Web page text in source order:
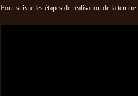
Pour suivre les étapes de réalisation de la